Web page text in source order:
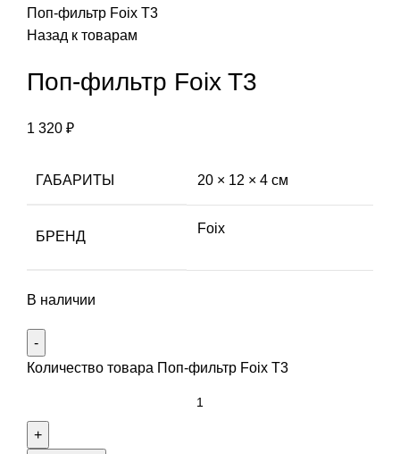
Поп-фильтр Foix T3
Назад к товарам
Поп-фильтр Foix T3
1 320 ₽
ГАБАРИТЫ 20 × 12 × 4 см
БРЕНД
Foix
В наличии
Количество товара Поп-фильтр Foix T3